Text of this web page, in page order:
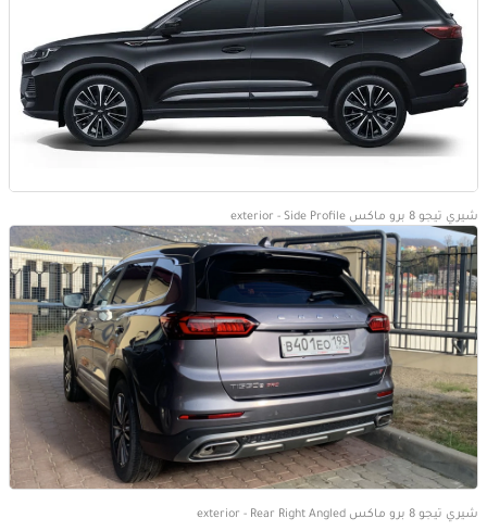
شيري تيجو 8 برو ماكس exterior - Side Profile
شيري تيجو 8 برو ماكس exterior - Rear Right Angled